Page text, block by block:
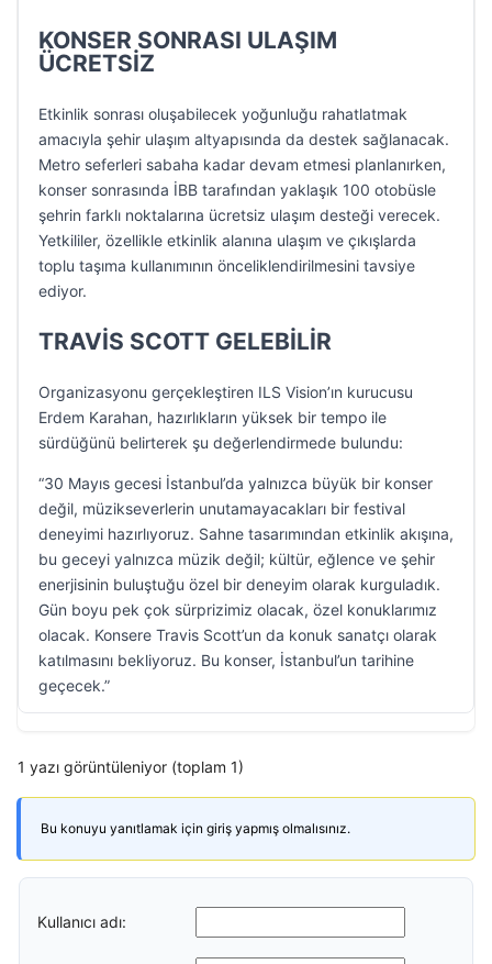
KONSER SONRASI ULAŞIM
ÜCRETSİZ
Etkinlik sonrası oluşabilecek yoğunluğu rahatlatmak
amacıyla şehir ulaşım altyapısında da destek sağlanacak.
Metro seferleri sabaha kadar devam etmesi planlanırken,
konser sonrasında İBB tarafından yaklaşık 100 otobüsle
şehrin farklı noktalarına ücretsiz ulaşım desteği verecek.
Yetkililer, özellikle etkinlik alanına ulaşım ve çıkışlarda
toplu taşıma kullanımının önceliklendirilmesini tavsiye
ediyor.
TRAVİS SCOTT GELEBİLİR
Organizasyonu gerçekleştiren ILS Vision’ın kurucusu
Erdem Karahan, hazırlıkların yüksek bir tempo ile
sürdüğünü belirterek şu değerlendirmede bulundu:
“30 Mayıs gecesi İstanbul’da yalnızca büyük bir konser
değil, müzikseverlerin unutamayacakları bir festival
deneyimi hazırlıyoruz. Sahne tasarımından etkinlik akışına,
bu geceyi yalnızca müzik değil; kültür, eğlence ve şehir
enerjisinin buluştuğu özel bir deneyim olarak kurguladık.
Gün boyu pek çok sürprizimiz olacak, özel konuklarımız
olacak. Konsere Travis Scott’un da konuk sanatçı olarak
katılmasını bekliyoruz. Bu konser, İstanbul’un tarihine
geçecek.”
1 yazı görüntüleniyor (toplam 1)
Bu konuyu yanıtlamak için giriş yapmış olmalısınız.
Kullanıcı adı: